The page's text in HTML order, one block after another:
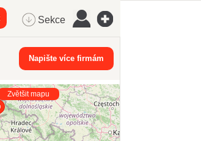
Sekce
Napište více firmám
Zvětšit mapu